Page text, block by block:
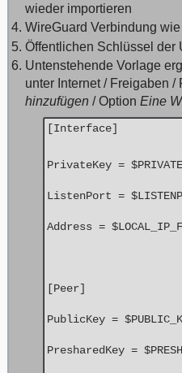
wieder importieren
WireGuard Verbindung
Öffentlichen Schlüssel der
Untenstehende Vorlage
unter Internet / Freigaben
hinzufügen / Option Eine
[Interface]
PrivateKey =
ListenPort =
Address =
[Peer]
PublicKey =
PresharedKey =